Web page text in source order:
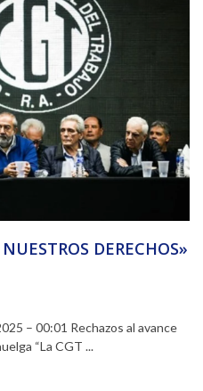
DERECHOS»
– 00:01 Rechazos al avance
“La CGT ...